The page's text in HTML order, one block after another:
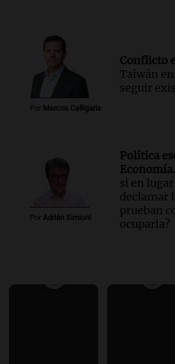
Por Marcos Calligaris
Conflicto
Taiwán
seguir
Por Adrián Simioni
Política
Economía.
si en lugar
declamar
prueban
ocuparla?